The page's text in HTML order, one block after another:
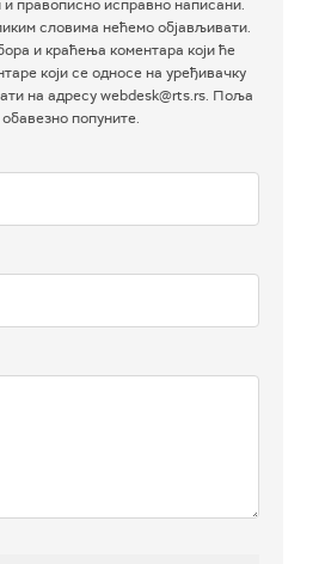
и правописно исправно написани.
словима нећемо објављивати.
и краћења коментара који ће
који се односе на уређивачку
на адресу webdesk@rts.rs. Поља
попуните.